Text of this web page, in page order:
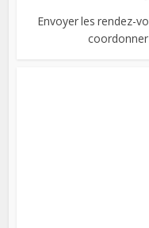
Envoyer les rendez-
coordonner